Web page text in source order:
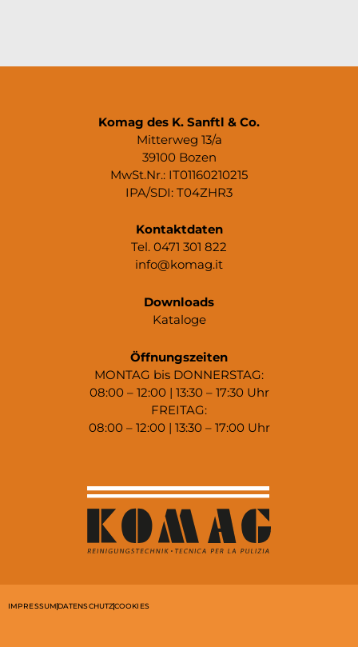
Komag des K. Sanftl & Co.
Mitterweg 13/a
39100 Bozen
MwSt.Nr.: IT01160210215
IPA/SDI: T04ZHR3
Kontaktdaten
Tel. 0471 301 822
info@komag.it
Downloads
Kataloge
Öffnungszeiten
MONTAG bis DONNERSTAG:
08:00 – 12:00 | 13:30 – 17:30 Uhr
FREITAG:
08:00 – 12:00 | 13:30 – 17:00 Uhr
IMPRESSUM DATENSCHUTZCOOKIES